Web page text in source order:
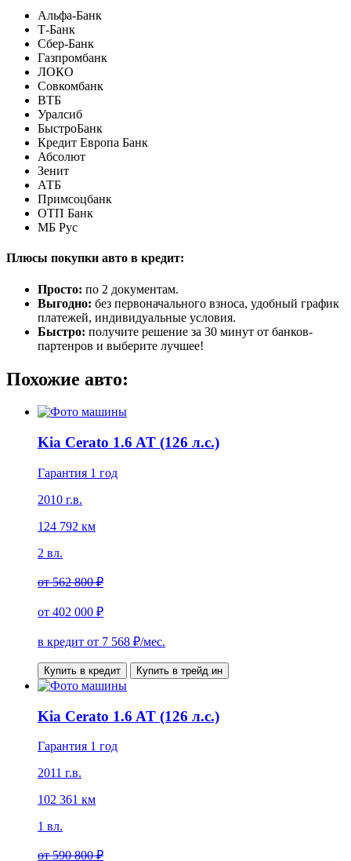
Альфа-Банк
Т-Банк
Сбер-Банк
Газпромбанк
ЛОКО
Совкомбанк
ВТБ
Уралсиб
БыстроБанк
Кредит Европа Банк
Абсолют
Зенит
АТБ
Примсоцбанк
ОТП Банк
МБ Рус
Плюсы покупки авто в кредит:
Просто: по 2 документам.
Выгодно: без первоначального взноса, удобный график
платежей, индивидуальные условия.
Быстро: получите решение за 30 минут от банков-
партенров и выберите лучшее!
Похожие авто:
Kia Cerato 1.6 AT (126 л.с.)
Гарантия 1 год
2010 г.в.
124 792 км
2 вл.
от562 800 ₽
от 402 000 ₽
в кредит от 7 568 ₽/мес.
Купить в кредит Купить в трейд ин
Kia Cerato 1.6 AT (126 л.с.)
Гарантия 1 год
2011 г.в.
102 361 км
1 вл.
от590 800 ₽